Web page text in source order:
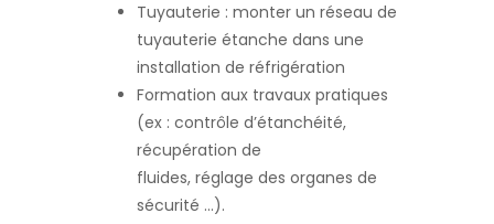
Tuyauterie : monter un réseau de
tuyauterie étanche dans une
installation de réfrigération
Formation aux travaux pratiques
(ex : contrôle d’étanchéité,
récupération de
fluides, réglage des organes de
sécurité …).